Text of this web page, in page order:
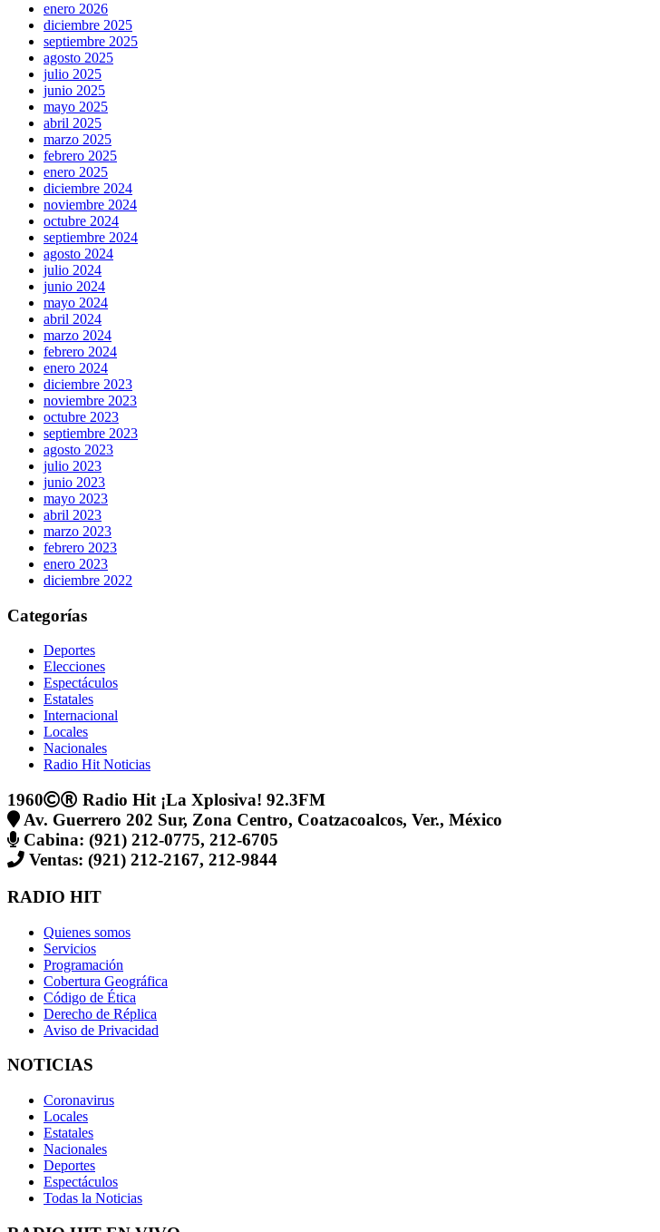
enero 2026
diciembre 2025
septiembre 2025
agosto 2025
julio 2025
junio 2025
mayo 2025
abril 2025
marzo 2025
febrero 2025
enero 2025
diciembre 2024
noviembre 2024
octubre 2024
septiembre 2024
agosto 2024
julio 2024
junio 2024
mayo 2024
abril 2024
marzo 2024
febrero 2024
enero 2024
diciembre 2023
noviembre 2023
octubre 2023
septiembre 2023
agosto 2023
julio 2023
junio 2023
mayo 2023
abril 2023
marzo 2023
febrero 2023
enero 2023
diciembre 2022
Categorías
Deportes
Elecciones
Espectáculos
Estatales
Internacional
Locales
Nacionales
Radio Hit Noticias
1960
Radio Hit ¡La Xplosiva! 92.3FM
Av. Guerrero 202 Sur, Zona Centro, Coatzacoalcos, Ver., México
Cabina: (921) 212-0775, 212-6705
Ventas: (921) 212-2167, 212-9844
RADIO HIT
Quienes somos
Servicios
Programación
Cobertura Geográfica
Código de Ética
Derecho de Réplica
Aviso de Privacidad
NOTICIAS
Coronavirus
Locales
Estatales
Nacionales
Deportes
Espectáculos
Todas la Noticias